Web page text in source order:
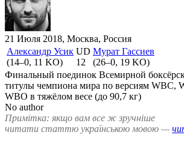
21 Июля 2018, Москва, Россия
Александр Усик
(14–0, 11 KO)
UD
12
Мурат Гассиев
(26–0, 19 KO)
Финальный поединок Всемирной
титулы чемпиона мира по версиям WBC,
WBO в тяжёлом весе (до 90,7 кг)
No author
Примітка: якщо вам все ж зручніше
читати статтю українською мовою —